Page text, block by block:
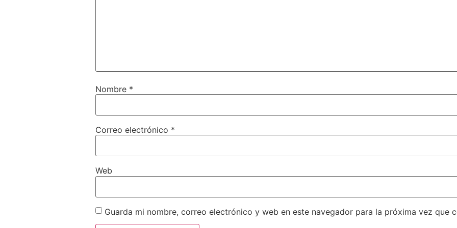
Nombre *
Correo electrónico *
Web
Guarda mi nombre, correo electrónico y web en este navegador para la próxima vez que